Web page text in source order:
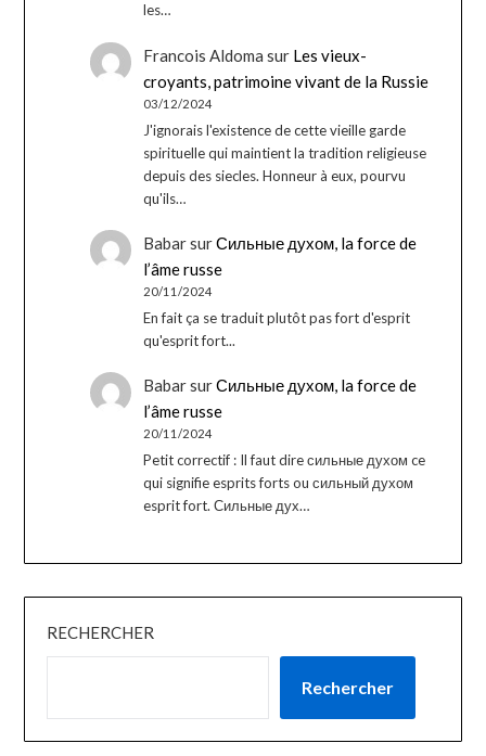
les…
Francois Aldoma sur Les vieux-
croyants, patrimoine vivant de la Russie
03/12/2024
J'ignorais l'existence de cette vieille garde
spirituelle qui maintient la tradition religieuse
depuis des siecles. Honneur à eux, pourvu
qu'ils…
BabarsurСильные духом, la force de
l’âme russe
20/11/2024
En fait ça se traduit plutôt pas fort d'esprit
qu'esprit fort...
BabarsurСильные духом, la force de
l’âme russe
20/11/2024
Petit correctif : Il faut dire сильные духом ce
qui signifie esprits forts ou сильный духом
esprit fort. Сильные дух…
RECHERCHER
Rechercher